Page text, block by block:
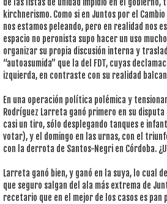
de las listas de unidad impidió en el gobierno,
kirchnerismo. Como si en Juntos por el
nos estamos peleando, pero en realidad nos
espacio no peronista supo hacer un uso
organizar su propia discusión interna y
“autoasumida” que la del FDT, cuyas
izquierda, en contraste con su realidad
En una operación política polémica y
Rodríguez Larreta ganó primero en su
casi un tiro, sólo desplegando tanques e
votar), y el domingo en las urnas, con el
con la derrota de Santos-Negri en Córdoba.
Larreta ganó bien, y ganó en la suya, lo
que seguro salgan del ala más extrema de
recetario que en el mejor de los casos es pan